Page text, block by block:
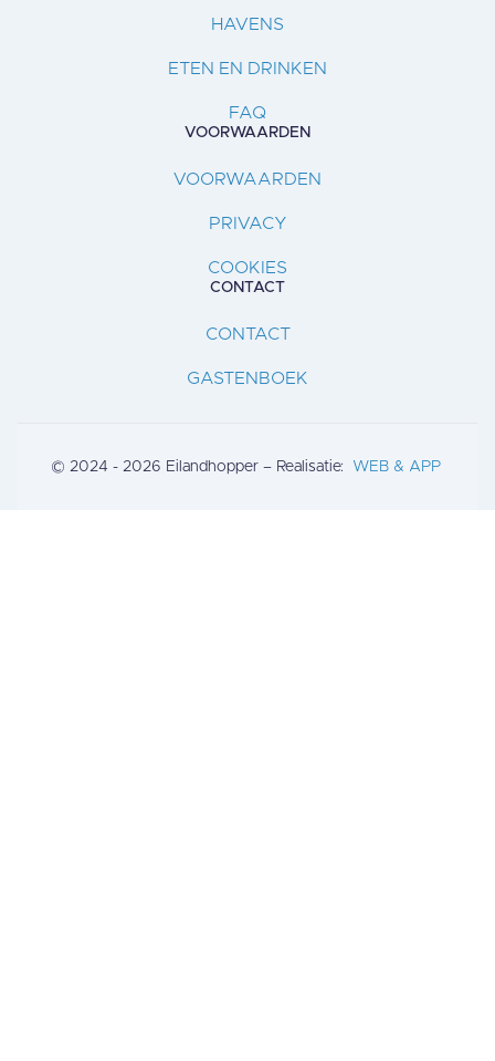
HAVENS
ETEN EN DRINKEN
FAQ
VOORWAARDEN
VOORWAARDEN
PRIVACY
COOKIES
CONTACT
CONTACT
GASTENBOEK
© 2024 - 2026 Eilandhopper – Realisatie: WEB & APP